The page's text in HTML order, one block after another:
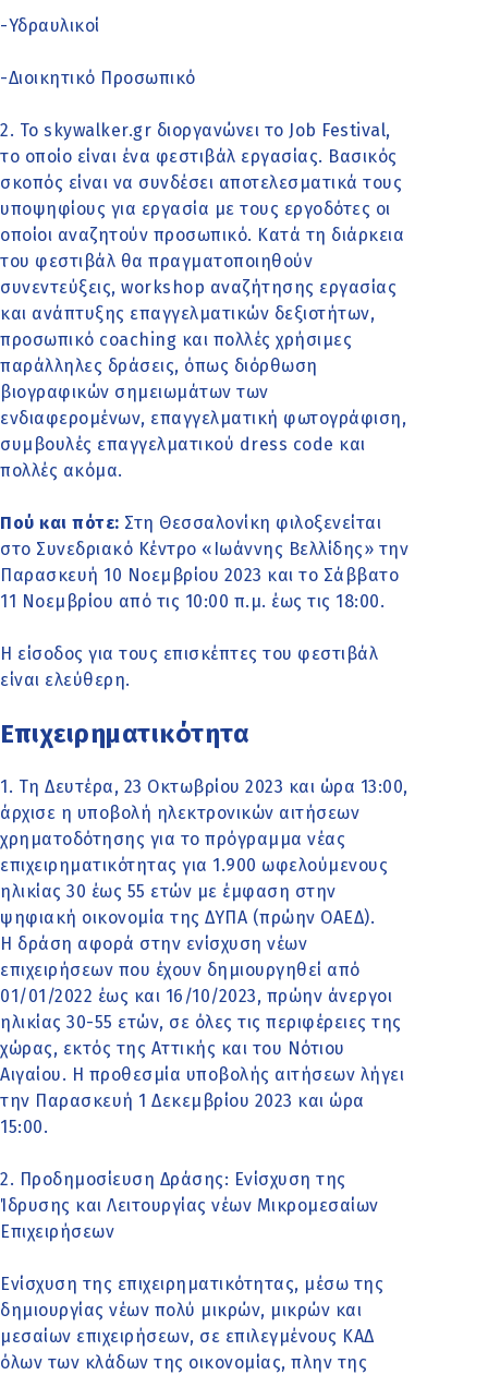
-Υδραυλικοί
-Διοικητικό Προσωπικό
2. Το skywalker.gr διοργανώνει το Job Festival,
το οποίο είναι ένα φεστιβάλ εργασίας. Βασικός
σκοπός είναι να συνδέσει αποτελεσματικά τους
υποψηφίους για εργασία με τους εργοδότες οι
οποίοι αναζητούν προσωπικό. Κατά τη διάρκεια
του φεστιβάλ θα πραγματοποιηθούν
συνεντεύξεις, workshop αναζήτησης εργασίας
και ανάπτυξης επαγγελματικών δεξιοτήτων,
προσωπικό coaching και πολλές χρήσιμες
παράλληλες δράσεις, όπως διόρθωση
βιογραφικών σημειωμάτων των
ενδιαφερομένων, επαγγελματική φωτογράφιση,
συμβουλές επαγγελματικού dress code και
πολλές ακόμα.
Πού και πότε: Στη Θεσσαλονίκη φιλοξενείται
στο Συνεδριακό Κέντρο «Ιωάννης Βελλίδης» την
Παρασκευή 10 Νοεμβρίου 2023 και το Σάββατο
11 Νοεμβρίου από τις 10:00 π.μ. έως τις 18:00.
Η είσοδος για τους επισκέπτες του φεστιβάλ
είναι ελεύθερη.
Επιχειρηματικότητα
1. Τη Δευτέρα, 23 Οκτωβρίου 2023 και ώρα 13:00,
άρχισε η υποβολή ηλεκτρονικών αιτήσεων
χρηματοδότησης για το πρόγραμμα νέας
επιχειρηματικότητας για 1.900 ωφελούμενους
ηλικίας 30 έως 55 ετών με έμφαση στην
ψηφιακή οικονομία της ΔΥΠΑ (πρώην ΟΑΕΔ).
Η δράση αφορά στην ενίσχυση νέων
επιχειρήσεων που έχουν δημιουργηθεί από
01/01/2022 έως και 16/10/2023, πρώην άνεργοι
ηλικίας 30-55 ετών, σε όλες τις περιφέρειες της
χώρας, εκτός της Αττικής και του Νότιου
Αιγαίου. Η προθεσμία υποβολής αιτήσεων λήγει
την Παρασκευή 1 Δεκεμβρίου 2023 και ώρα
15:00.
2. Προδημοσίευση Δράσης: Ενίσχυση της
Ίδρυσης και Λειτουργίας νέων Μικρομεσαίων
Επιχειρήσεων
Ενίσχυση της επιχειρηματικότητας, μέσω της
δημιουργίας νέων πολύ μικρών, μικρών και
μεσαίων επιχειρήσεων, σε επιλεγμένους ΚΑΔ
όλων των κλάδων της οικονομίας, πλην της